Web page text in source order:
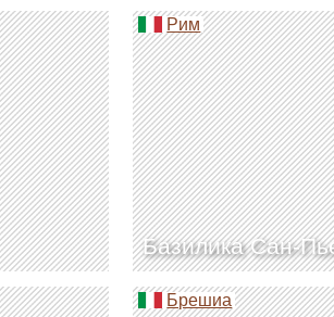
Базилика Сан-
Рим
Брешиа